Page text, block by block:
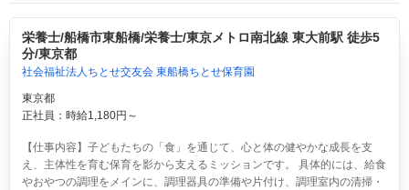
栄養士/船橋市東船橋/栄養士/東京メトロ南北線 東大前駅 徒歩5
分/東京都
社会福祉法人ちとせ交友会 東船橋ちとせ保育園
東京都
正社員：時給1,180円～
【仕事内容】子どもたちの「食」を通じて、心と体の健やかな成長を支
え、主体性を育む保育を影から支えるミッションです。 具体的には、給食
やおやつの調理をメインに、調理器具の準備や片付け、調理室内の清掃・